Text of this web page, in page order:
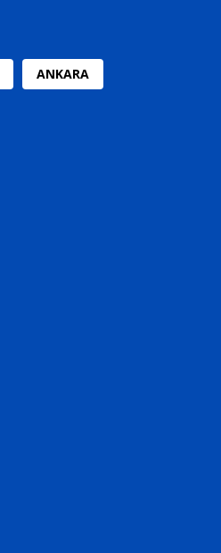
ANKARA